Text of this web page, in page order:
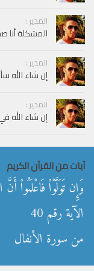
المدير :
المشكلة أنا
المدير :
إن شاء الله
المدير :
إن شاء الله في
آيات من القرآن الكريم
وَإِن تَوَلَّوْاْ فَاعْلَمُواْ أَنَّ
الآية رقم 40
من سورة الأنفال